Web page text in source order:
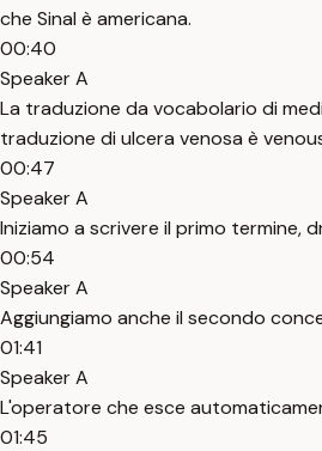
che Sinal è americana.
00:40
Speaker A
La traduzione da vocabolario di
traduzione di ulcera venosa è
00:47
Speaker A
Iniziamo a scrivere il primo termine,
00:54
Speaker A
Aggiungiamo anche il secondo
01:41
Speaker A
L'operatore che esce
01:45